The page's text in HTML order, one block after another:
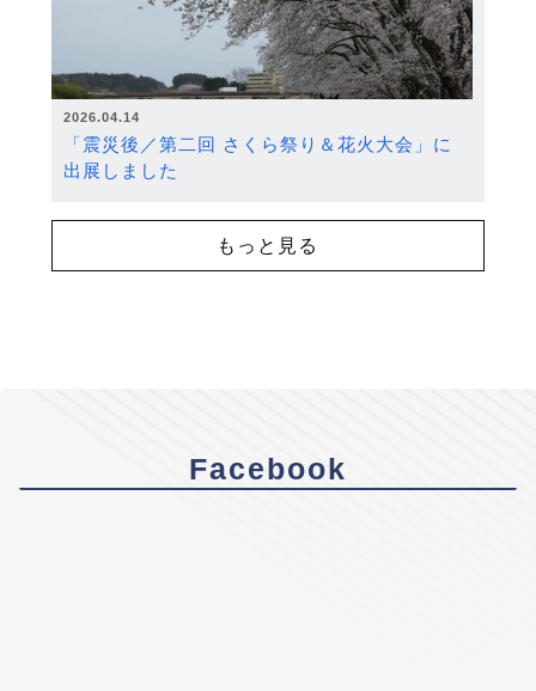
2026.04.14
「震災後／第二回 さくら祭り＆花火大会」に
出展しました
もっと見る
Facebook